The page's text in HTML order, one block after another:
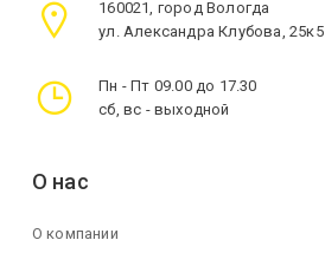
160021, город Вологда
ул. Александра Клубова, 25к5
Пн - Пт 09.00 до 17.30
сб, вс - выходной
О нас
О компании